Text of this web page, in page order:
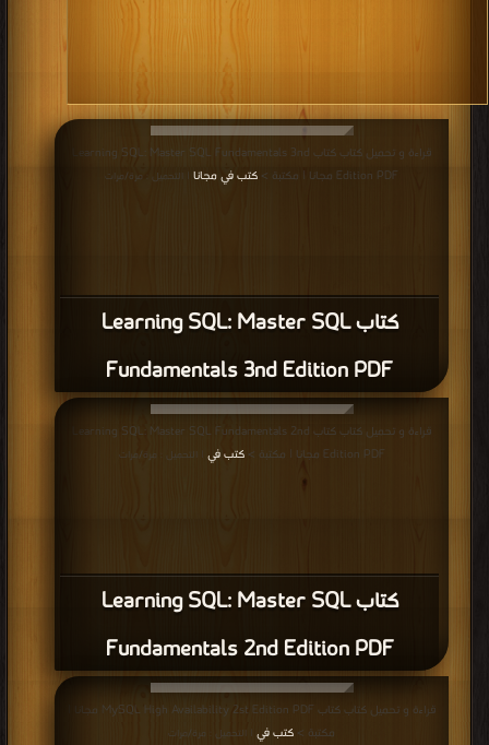
كتاب Learning SQL: Master SQL
Fundamentals 3nd Edition PDF
قراءة و تحميل كتاب كتاب Learning SQL: Master SQL Fundamentals 3nd
Edition PDF مجانا | مكتبة >
كتب في مجانا | التحميل : مرة/مرات
كتاب Learning SQL: Master SQL
Fundamentals 2nd Edition PDF
قراءة و تحميل كتاب كتاب Learning SQL: Master SQL Fundamentals 2nd
Edition PDF مجانا | مكتبة >
كتب في | التحميل : مرة/مرات
قراءة و تحميل كتاب كتاب MySQL High Availability 2st Edition PDF مجانا |
مكتبة > كتب في | التحميل : مرة/مرات